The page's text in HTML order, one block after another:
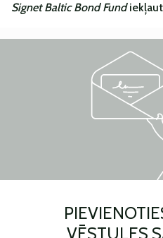
Signet Baltic Bond Fund
VĒSTULES